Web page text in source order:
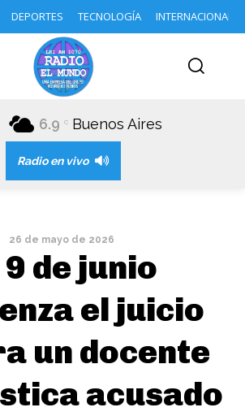
DEPORTES TECNOLOGÍA INTERNACIONAL
6.9 C Buenos Aires
Radio en vivo
26 de mayo de 2026
9 de junio
el juicio
un docente
acusado